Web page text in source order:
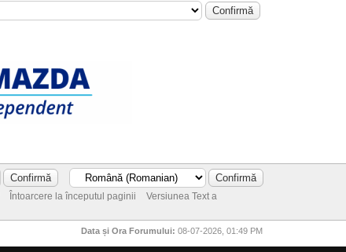
Întoarcere la începutul paginii
Versiunea Text a
Data și Ora Forumului: 08-07-2026, 01:49 PM